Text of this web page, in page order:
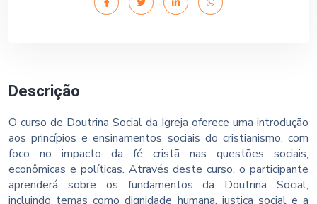
Descrição
O curso de Doutrina Social da Igreja oferece uma introdução
aos princípios e ensinamentos sociais do cristianismo, com
foco no impacto da fé cristã nas questões sociais,
econômicas e políticas. Através deste curso, o participante
aprenderá sobre os fundamentos da Doutrina Social,
incluindo temas como dignidade humana, justiça social e a